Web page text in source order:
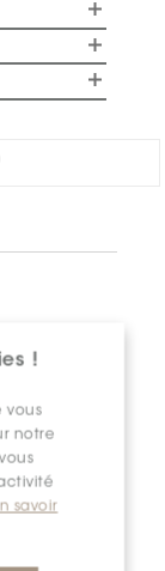
!
vous
notre
savoir